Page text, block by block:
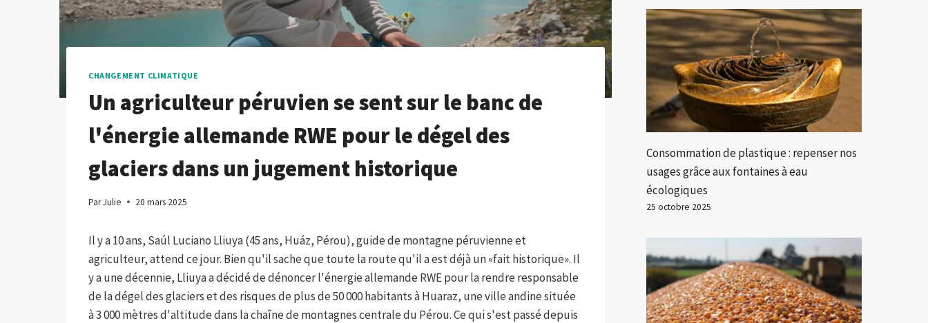
CHANGEMENT CLIMATIQUE
Un agriculteur péruvien se sent sur le banc de
l'énergie allemande RWE pour le dégel des
glaciers dans un jugement historique
ParJulie 20 mars 2025
Il y a 10 ans, Saúl Luciano Lliuya (45 ans, Huáz, Pérou), guide de montagne péruvienne et
agriculteur, attend ce jour. Bien qu'il sache que toute la route qu'il a est déjà un «fait historique». Il
y a une décennie, Lliuya a décidé de dénoncer l'énergie allemande RWE pour la rendre responsable
de la dégel des glaciers et des risques de plus de 50 000 habitants à Huaraz, une ville andine située
à 3 000 mètres d'altitude dans la chaîne de montagnes centrale du Pérou. Ce qui s'est passé depuis
Consommation de plastique : repenser nos
usages grâce aux fontaines à eau
écologiques
25 octobre 2025